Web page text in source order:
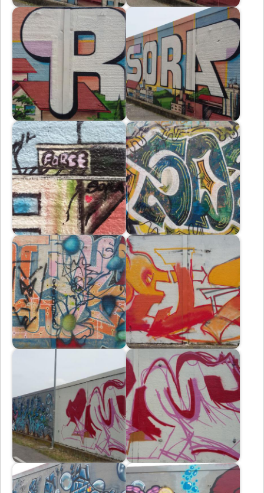
Immagine Immagine
Immagine Immagine
Immagine Immagine
Immagine Immagine
Immagine Immagine